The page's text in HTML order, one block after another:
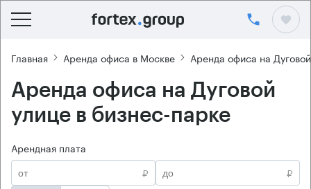
Главная Аренда офиса в Москве Аренда офиса на
Аренда офиса на Дуговой
улице в бизнес-парке
Арендная плата
₽
₽